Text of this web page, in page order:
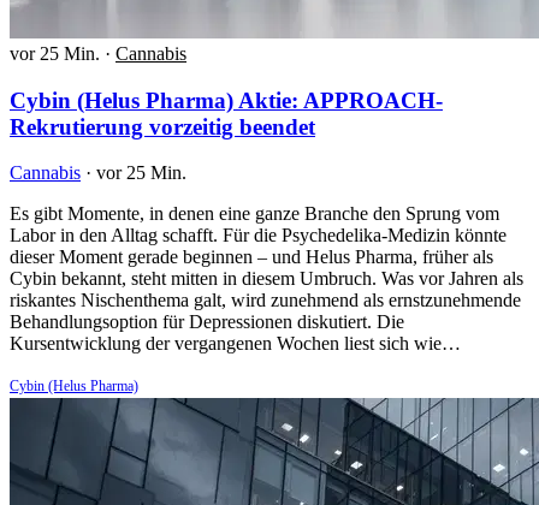
vor 25 Min. · Cannabis
Cybin (Helus Pharma) Aktie: APPROACH-
Rekrutierung vorzeitig beendet
Cannabis · vor 25 Min.
Es gibt Momente, in denen eine ganze Branche den Sprung vom
Labor in den Alltag schafft. Für die Psychedelika-Medizin könnte
dieser Moment gerade beginnen – und Helus Pharma, früher als
Cybin bekannt, steht mitten in diesem Umbruch. Was vor Jahren als
riskantes Nischenthema galt, wird zunehmend als ernstzunehmende
Behandlungsoption für Depressionen diskutiert. Die
Kursentwicklung der vergangenen Wochen liest sich wie…
Cybin (Helus Pharma)